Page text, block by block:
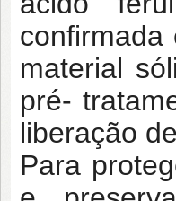
confirmada
material
pré-
liberação
Para